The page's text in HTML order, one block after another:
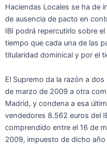
Haciendas Locales se ha de
de ausencia de pacto en
IBI podrá repercutirlo sobre
tiempo que cada una de las
titularidad dominical y por el
El Supremo da la razón a
de marzo de 2009 a otra
Madrid, y condena a esa
vendedores 8.562 euros del
comprendido entre el 16 de
2009, impuesto de dicho